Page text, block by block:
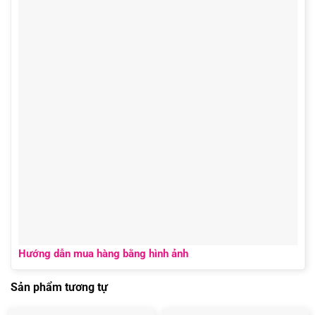
Hướng dẫn mua hàng bằng hình ảnh
Sản phẩm tương tự